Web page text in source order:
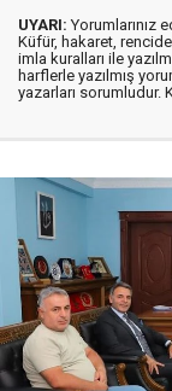
UYARI: Yorumlarınız
Küfür, hakaret,
imla kuralları ile
harflerle yazılmış
yazarları